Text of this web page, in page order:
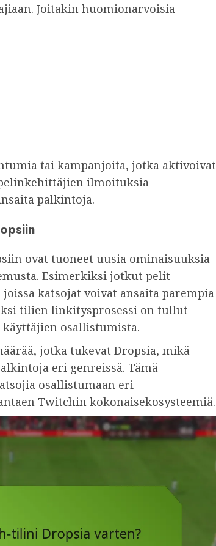
Joitakin huomionarvoisia
tai kampanjoita, jotka aktivoivat
ilmoituksia
palkintoja.
ovat tuoneet uusia ominaisuuksia
Esimerkiksi jotkut pelit
katsojat voivat ansaita parempia
tilien linkitysprosessi on tullut
osallistumista.
jotka tukevat Dropsia, mikä
eri genreissä. Tämä
osallistumaan eri
Twitchin kokonaisekosysteemiä.